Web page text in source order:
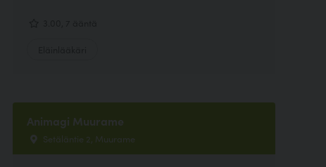
Animagi Muurame
Setäläntie 2, Muurame